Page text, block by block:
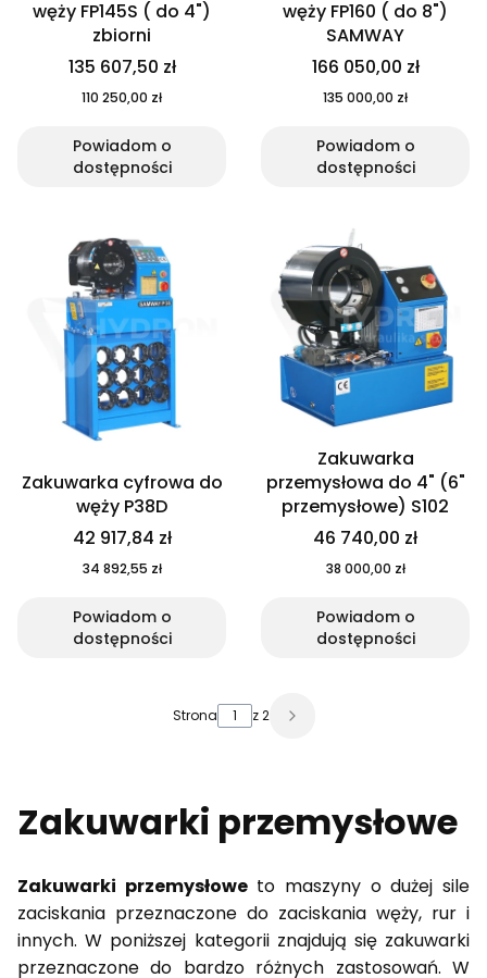
węży FP145S ( do 4")
zbiorni
135 607,50 zł
110 250,00 zł
Powiadom o
dostępności
węży FP160 ( do 8")
SAMWAY
166 050,00 zł
135 000,00 zł
Powiadom o
dostępności
Zakuwarka cyfrowa do
węży P38D
42 917,84 zł
34 892,55 zł
Powiadom o
dostępności
Zakuwarka
przemysłowa do 4" (6"
przemysłowe) S102
46 740,00 zł
38 000,00 zł
Powiadom o
dostępności
Strona z 2
Zakuwarki przemysłowe
Zakuwarki przemysłoweto maszyny o dużej sile
zaciskania przeznaczone do zaciskania węży, rur i
innych. W poniższej kategorii znajdują się zakuwarki
przeznaczone do bardzo różnych zastosowań. W